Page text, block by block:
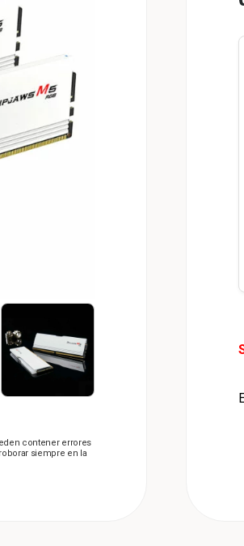
contener errores
siempre en la